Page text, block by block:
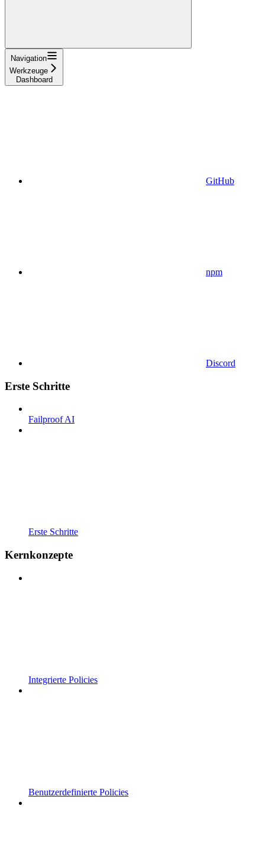
Navigation
Werkzeuge
Dashboard
GitHub
npm
Discord
Erste Schritte
Failproof AI
Erste Schritte
Kernkonzepte
Integrierte Policies
Benutzerdefinierte Policies